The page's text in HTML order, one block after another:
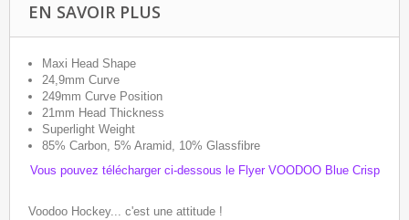
EN SAVOIR PLUS
Maxi Head Shape
24,9mm Curve
249mm Curve Position
21mm Head Thickness
Superlight Weight
85% Carbon, 5% Aramid, 10% Glassfibre
Vous pouvez télécharger ci-dessous le Flyer VOODOO Blue Crisp
Voodoo Hockey... c'est une attitude !